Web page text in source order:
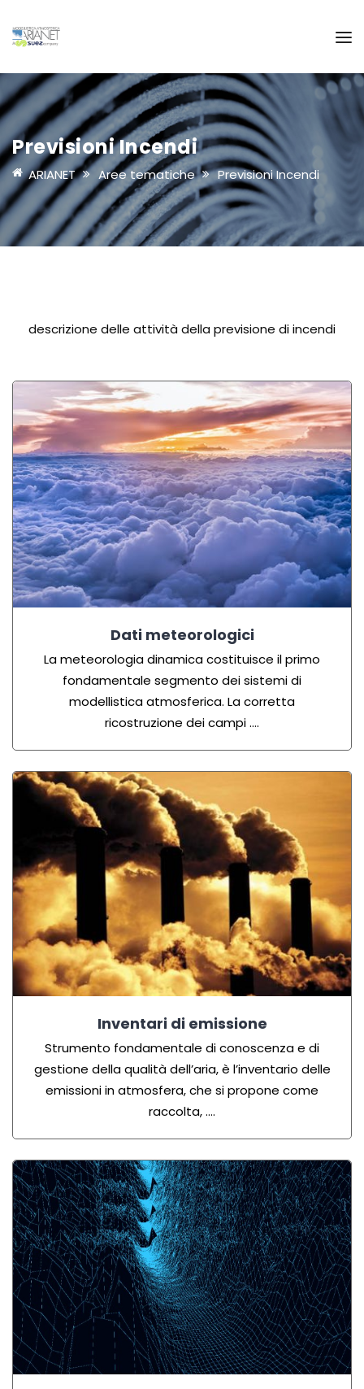
Previsioni Incendi
ARIANET Aree tematiche Previsioni Incendi
descrizione delle attività della previsione di incendi
Dati meteorologici
La meteorologia dinamica costituisce il primo
fondamentale segmento dei sistemi di
modellistica atmosferica. La corretta
ricostruzione dei campi ….
Inventari di emissione
Strumento fondamentale di conoscenza e di
gestione della qualità dell’aria, è l’inventario delle
emissioni in atmosfera, che si propone come
raccolta, ….